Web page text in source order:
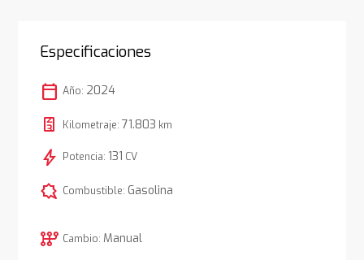
Especificaciones
calendar_today Año: 2024
Kilometraje: 71.803 km
bolt Potencia: 131 CV
comic_bubble Combustible: Gasolina
auto_transmission Cambio: Manual